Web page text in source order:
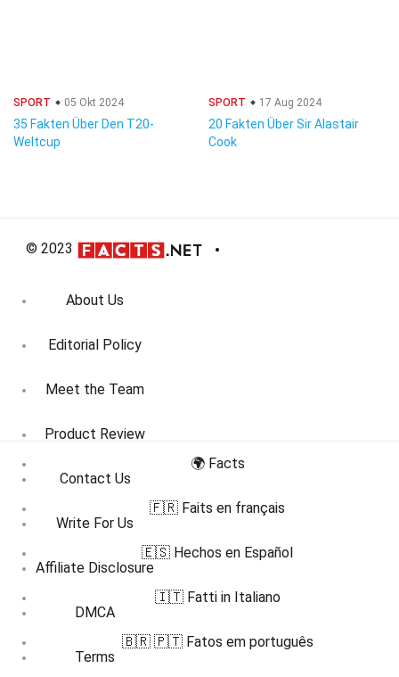
SPORT 05 Okt 2024
35 Fakten Über Den T20-
Weltcup
SPORT 17 Aug 2024
20 Fakten Über Sir Alastair
Cook
© 2023
About Us
Editorial Policy
Meet the Team
Product Review
Contact Us
Write For Us
Affiliate Disclosure
DMCA
Terms
🌍 Facts
🇫🇷 Faits en français
🇪🇸 Hechos en Español
🇮🇹 Fatti in Italiano
🇧🇷 🇵🇹 Fatos em português